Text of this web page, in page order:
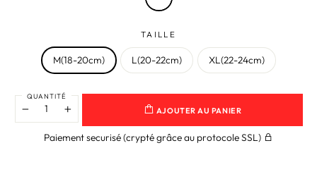
TAILLE
M(18-20cm) L(20-22cm) XL(22-24cm)
QUANTITÉ
+ AJOUTER AU PANIER
Paiement securisé (crypté grâce au protocole SSL)